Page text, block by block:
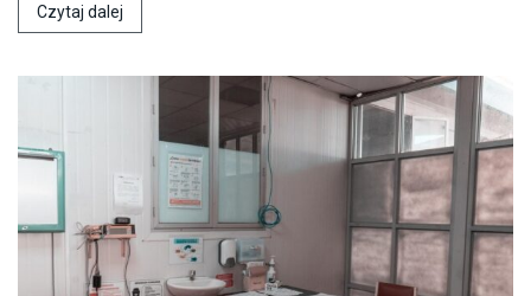
Czytaj dalej